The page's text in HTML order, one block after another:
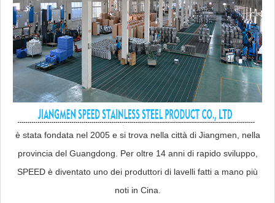
è stata fondata nel 2005 e si trova nella città di Jiangmen, nella
provincia del Guangdong. Per oltre 14 anni di rapido sviluppo,
SPEED è diventato uno dei produttori di lavelli fatti a mano più
noti in Cina.